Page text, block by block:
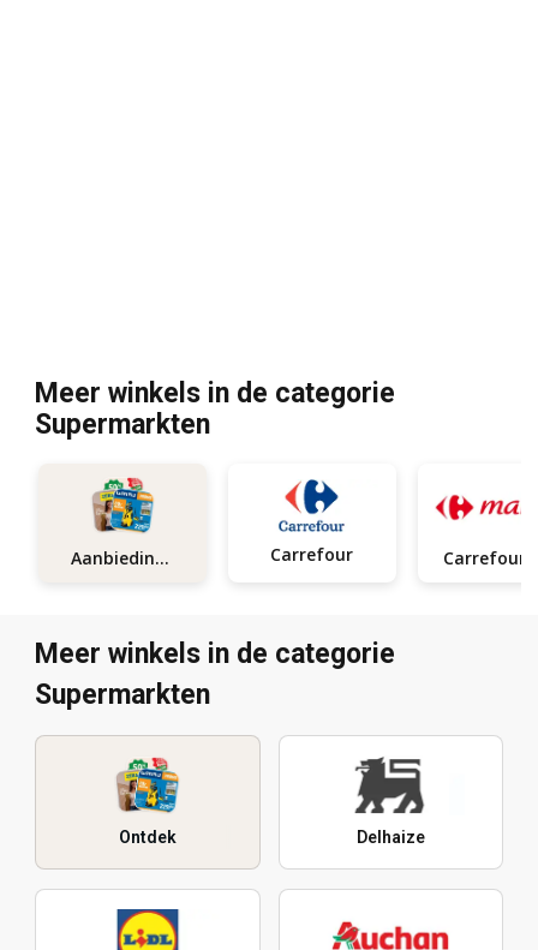
Meer winkels in de categorie
Supermarkten
Aanbiedingen Carrefour
Meer winkels in de categorie
Supermarkten
Ontdek Delhaize